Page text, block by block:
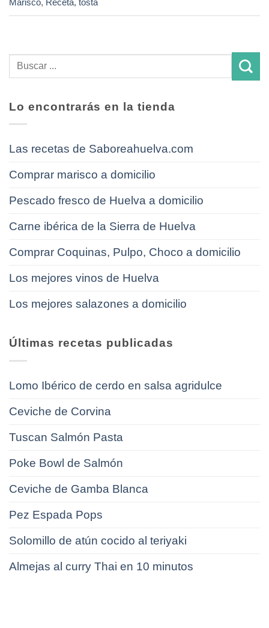
Marisco, Receta, tosta
Lo encontrarás en la tienda
Las recetas de Saboreahuelva.com
Comprar marisco a domicilio
Pescado fresco de Huelva a domicilio
Carne ibérica de la Sierra de Huelva
Comprar Coquinas, Pulpo, Choco a domicilio
Los mejores vinos de Huelva
Los mejores salazones a domicilio
Últimas recetas publicadas
Lomo Ibérico de cerdo en salsa agridulce
Ceviche de Corvina
Tuscan Salmón Pasta
Poke Bowl de Salmón
Ceviche de Gamba Blanca
Pez Espada Pops
Solomillo de atún cocido al teriyaki
Almejas al curry Thai en 10 minutos